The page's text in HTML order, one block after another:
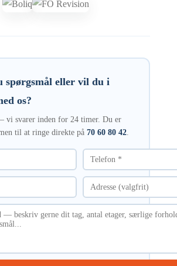
spørgsmål eller vil du i
os?
vi svarer inden for 24 timer. Du er
til at ringe direkte på 70 60 80 42.